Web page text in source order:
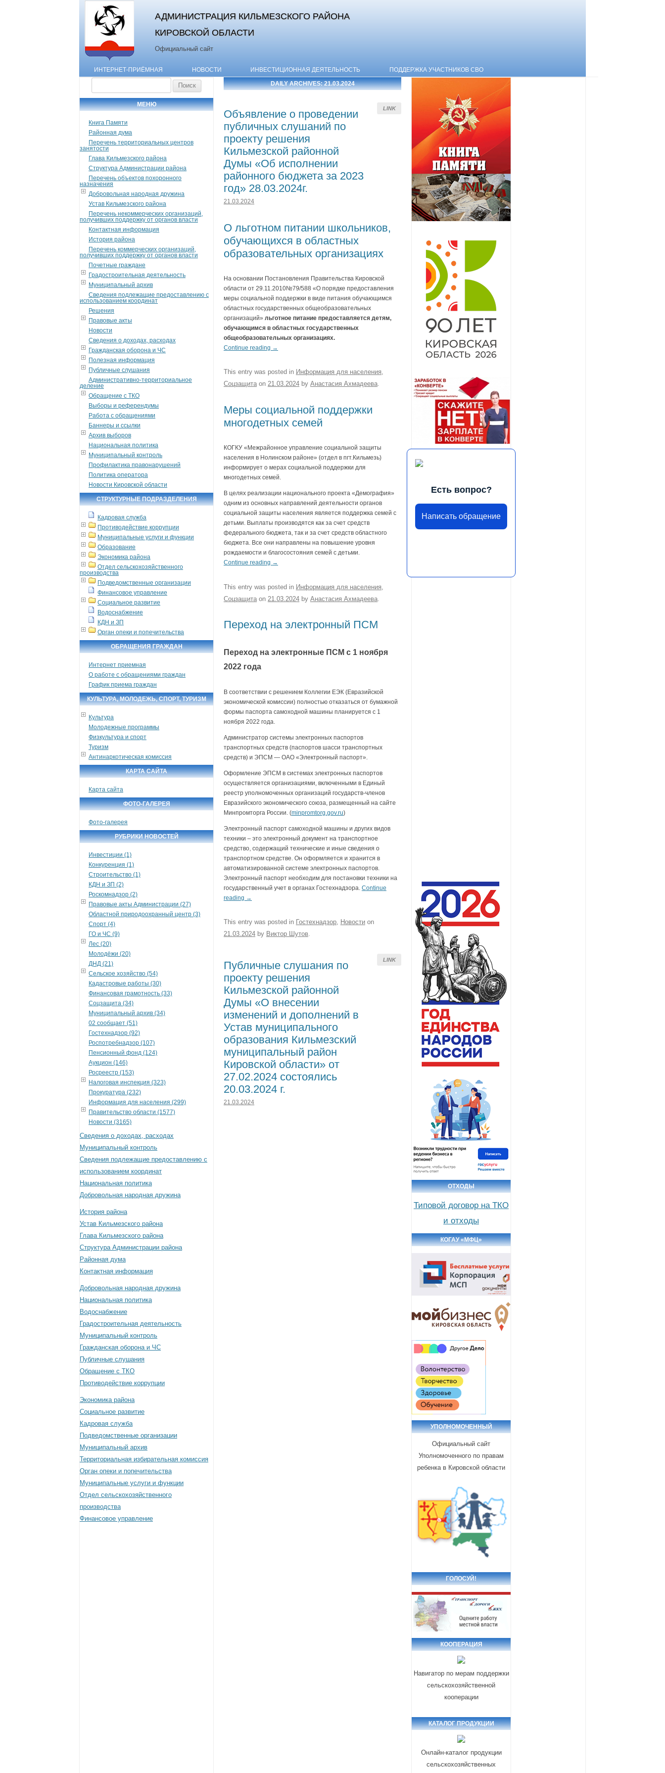
АДМИНИСТРАЦИЯ КИЛЬМЕЗСКОГО РАЙОНА
КИРОВСКОЙ ОБЛАСТИ
Официальный сайт
Skip to content
ИНТЕРНЕТ-ПРИЁМНАЯ НОВОСТИ ИНВЕСТИЦИОННАЯ ДЕЯТЕЛЬНОСТЬ ПОДДЕРЖКА УЧАСТНИКОВ СВО
МЕНЮ
Книга Памяти
Районная дума
Перечень территориальных центров
занятости
Глава Кильмезского района
Структура Администрации района
Перечень объектов похоронного
назначения
Добровольная народная дружина
Устав Кильмезского района
Перечень некоммерческих организаций,
получивших поддержку от органов власти
Контактная информация
История района
Перечень коммерческих организаций,
получивших поддержку от органов власти
Почетные граждане
Градостроительная деятельность
Муниципальный архив
Сведения подлежащие предоставлению с
использованием координат
Решения
Правовые акты
Новости
Сведения о доходах, расходах
Гражданская оборона и ЧС
Полезная информация
Публичные слушания
Административно-территориальное
деление
Обращение с ТКО
Выборы и референдумы
Работа с обращениями
Баннеры и ссылки
Архив выборов
Национальная политика
Муниципальный контроль
Профилактика правонарушений
Политика оператора
Новости Кировской области
СТРУКТУРНЫЕ ПОДРАЗДЕЛЕНИЯ
Кадровая служба
Противодействие коррупции
Муниципальные услуги и функции
Образование
Экономика района
Отдел сельскохозяйственного
производства
Подведомственные организации
Финансовое управление
Социальное развитие
Водоснабжение
КДН и ЗП
Орган опеки и попечительства
ОБРАЩЕНИЯ ГРАЖДАН
Интернет приемная
О работе с обращениями граждан
График приема граждан
КУЛЬТУРА, МОЛОДЕЖЬ, СПОРТ, ТУРИЗМ
Культура
Молодежные программы
Физкультура и спорт
Туризм
Антинаркотическая комиссия
КАРТА САЙТА
Карта сайта
ФОТО-ГАЛЕРЕЯ
Фото-галерея
РУБРИКИ НОВОСТЕЙ
Инвестиции (1)
Конкуренция (1)
Строительство (1)
КДН и ЗП (2)
Роскомнадзор (2)
Правовые акты Администрации (27)
Областной природоохранный центр (3)
Спорт (4)
ГО и ЧС (9)
Лес (20)
Молодёжи (20)
ДНД (21)
Сельское хозяйство (54)
Кадастровые работы (30)
Финансовая грамотность (33)
Соцзащита (34)
Муниципальный архив (34)
02 сообщает (51)
Гостехнадзор (92)
Роспотребнадзор (107)
Пенсионный фонд (124)
Аукцион (146)
Росреестр (153)
Налоговая инспекция (323)
Прокуратура (232)
Информация для населения (299)
Правительство области (1577)
Новости (3165)
Сведения о доходах, расходах
Муниципальный контроль
Сведения подлежащие предоставлению с
использованием координат
Национальная политика
Добровольная народная дружина
История района
Устав Кильмезского района
Глава Кильмезского района
Структура Администрации района
Районная дума
Контактная информация
Добровольная народная дружина
Национальная политика
Водоснабжение
Градостроительная деятельность
Муниципальный контроль
Гражданская оборона и ЧС
Публичные слушания
Обращение с ТКО
Противодействие коррупции
Экономика района
Социальное развитие
Кадровая служба
Подведомственные организации
Муниципальный архив
Территориальная избирательная комиссия
Орган опеки и попечительства
Муниципальные услуги и функции
Отдел сельскохозяйственного
производства
Финансовое управление
DAILY ARCHIVES:21.03.2024
LINK
Объявление о проведении
публичных слушаний по
проекту решения
Кильмезской районной
Думы «Об исполнении
районного бюджета за 2023
год» 28.03.2024г.
21.03.2024
О льготном питании школьников,
обучающихся в областных
образовательных организациях
На основании Постановления Правительства Кировской
области от 29.11.2010№79/588 «О порядке предоставления
меры социальной поддержки в виде питания обучающимся
областных государственных общеобразовательных
организаций» льготное питание предоставляется детям,
обучающимся в областных государственных
общеобразовательных организациях.
Continue reading →
This entry was posted in Информация для населения,
Соцзащита on 21.03.2024 by Анастасия Ахмадеева.
Меры социальной поддержки
многодетных семей
КОГКУ «Межрайонное управление социальной защиты
населения в Нолинском районе» (отдел в пгт.Кильмезь)
информирует о мерах социальной поддержки для
многодетных семей.
В целях реализации национального проекта «Демография»
одним из основных направлений деятельности органов
социальной защиты населения является поддержка семей с
детьми. Выплаты производятся как за счет средств
федерального бюджета, так и за счет средств областного
бюджета. Все они направлены на повышение уровня
рождаемости и благосостояния семей с детьми.
Continue reading →
This entry was posted in Информация для населения
Соцзащита on 21.03.2024 by Анастасия Ахмадеева
Переход на электронный ПСМ
Переход на электронные ПСМ с 1 ноября
2022 года
В соответствии с решением Коллегии ЕЭК (Евразийской
экономической комиссии) полностью отказаться от бумажной
формы паспорта самоходной машины планируется с 1
ноября 2022 года.
Администратор системы электронных паспортов
транспортных средств (паспортов шасси транспортных
средств) и ЭПСМ — ОАО «Электронный паспорт».
Оформление ЭПСМ в системах электронных паспортов
осуществляется организациями, включенными в Единый
реестр уполномоченных организаций государств-членов
Евразийского экономического союза, размещенный на сайте
Минпромторга России. (minpromtorg.gov.ru)
Электронный паспорт самоходной машины и других видов
техники – это электронный документ на транспортное
средство, содержащий технические и иные сведения о
транспортном средстве. Он оформляется и хранится в
автоматизированной системе электронных паспортов.
Электронный паспорт необходим для постановки техники на
государственный учет в органах Гостехнадзора. Continue
reading →
This entry was posted in Гостехнадзор, Новости on
21.03.2024 by Виктор Шутов.
LINK
Публичные слушания по
проекту решения
Кильмезской районной
Думы «О внесении
изменений и дополнений в
Устав муниципального
образования Кильмезский
муниципальный район
Кировской области» от
27.02.2024 состоялись
20.03.2024 г.
21.03.2024
Есть вопрос?
Написать обращение
ОТХОДЫ
Типовой договор на ТКО
и отходы
КОГАУ «МФЦ»
УПОЛНОМОЧЕННЫЙ
Официальный сайт
Уполномоченного по правам
ребенка в Кировской области
ГОЛОСУЙ!
КООПЕРАЦИЯ
Навигатор по мерам поддержки
сельскохозяйственной
кооперации
КАТАЛОГ ПРОДУКЦИИ
Онлайн-каталог продукции
сельскохозяйственных